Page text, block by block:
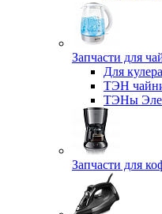
Запчасти для
Для кулера
ТЭН
ТЭНы
Запчасти для